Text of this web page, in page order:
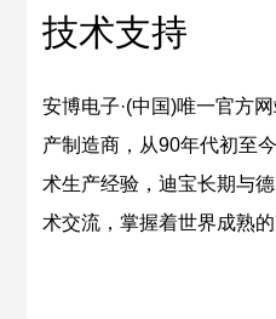
技术支持
安博电子·(中国)唯一官方
产制造商，从90年代初至
术生产经验，迪宝长期与
术交流，掌握着世界成熟